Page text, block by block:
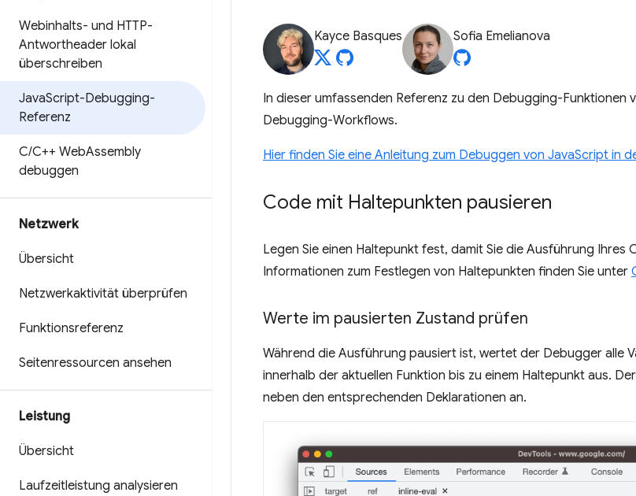
Webinhalts- und HTTP-
Antwortheader lokal
überschreiben
JavaScript-Debugging-
Referenz
C/C++ WebAssembly
debuggen
Netzwerk
Übersicht
Netzwerkaktivität überprüfen
Funktionsreferenz
Seitenressourcen ansehen
Leistung
Übersicht
Laufzeitleistung analysieren
Kayce Basques Sofia Emelianova
In dieser umfassenden Referenz zu den Debugging-Funktionen
Debugging-Workflows.
Hier finden Sie eine Anleitung zum Debuggen von JavaScript in
Code mit Haltepunkten pausieren
Legen Sie einen Haltepunkt fest, damit Sie die Ausführung Ihres
Informationen zum Festlegen von Haltepunkten finden Sie unter
Werte im pausierten Zustand prüfen
Während die Ausführung pausiert ist, wertet der Debugger alle
innerhalb der aktuellen Funktion bis zu einem Haltepunkt aus.
neben den entsprechenden Deklarationen an.